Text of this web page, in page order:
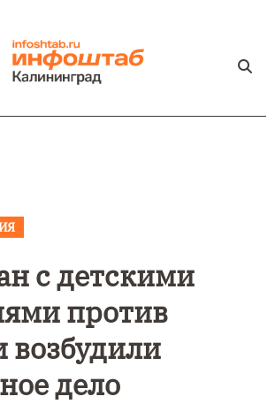
с детскими
против
возбудили
дело